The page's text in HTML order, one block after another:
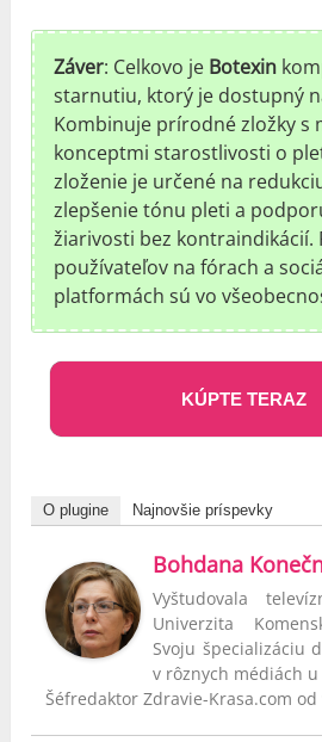
Záver: Celkovo je Botexin
starnutiu, ktorý je dostupný
Kombinuje prírodné zložky s
konceptmi starostlivosti o
zloženie je určené na
zlepšenie tónu pleti a
žiarivosti bez kontraindikácií.
používateľov na fórach a
platformách sú vo
KÚPTE TERAZ
O plugine Najnovšie príspevky
Bohdana
Vyštudovala
Univerzita
Svoju špecializáciu
v rôznych médiách u
Šéfredaktor Zdravie-Krasa.com